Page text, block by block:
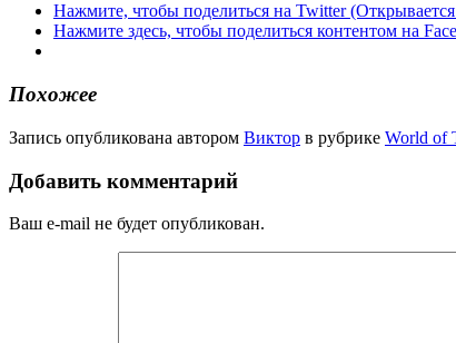
Нажмите, чтобы поделиться на Twitter
Нажмите здесь, чтобы поделиться контентом на
Похожее
Запись опубликована автором Виктор в рубрике World of
Добавить комментарий
Ваш e-mail не будет опубликован.